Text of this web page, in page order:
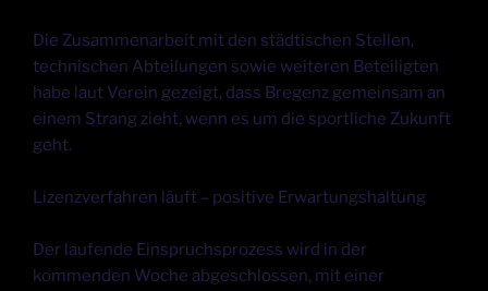
Die Zusammenarbeit mit den städtischen Stellen,
technischen Abteilungen sowie weiteren Beteiligten
habe laut Verein gezeigt, dass Bregenz gemeinsam an
einem Strang zieht, wenn es um die sportliche Zukunft
geht.
Lizenzverfahren läuft – positive Erwartungshaltung
Der laufende Einspruchsprozess wird in der
kommenden Woche abgeschlossen, mit einer